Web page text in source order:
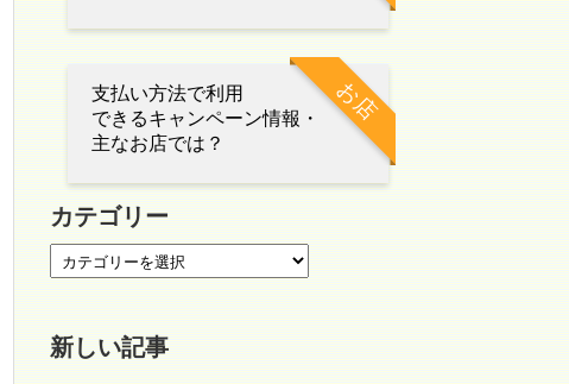
お店
支払い方法で利用
できるキャンペーン情報・
主なお店では？
カテゴリー
新しい記事